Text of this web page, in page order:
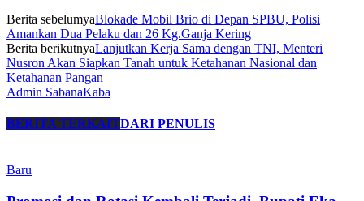
Berita sebelumyaBlokade Mobil Brio di Depan SPBU, Polisi
Amankan Dua Pelaku dan 26 Kg.Ganja Kering
Berita berikutnyaLanjutkan Kerja Sama dengan TNI, Menteri
Nusron Akan Siapkan Tanah untuk Ketahanan Nasional dan
Ketahanan Pangan
Admin SabanaKaba
BERITA TERKAITDARI PENULIS
Baru